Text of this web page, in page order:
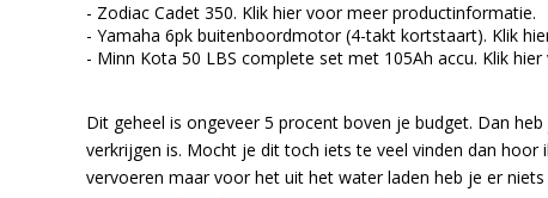
- Zodiac Cadet 350. Klik hiervoor meer productinformatie.
- Yamaha 6pk buitenboordmotor (4-takt kortstaart). Klik
- Minn Kota 50 LBS complete set met 105Ah accu. Klik hier
Dit geheel is ongeveer 5 procent boven je budget. Dan
verkrijgen is. Mocht je dit toch iets te veel vinden dan
vervoeren maar voor het uit het water laden heb je er